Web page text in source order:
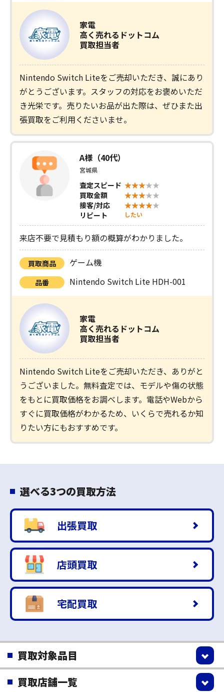
家電
高く売れるドットコム
買取担当者
Nintendo Switch Liteをご売却いただき、誠にあり
がとうございます。スタッフの対応をお褒めいただ
き光栄です。売りたいお品が出た際は、ぜひまた出
張買取をご利用くださいませ。
A様（40代）
宮城県
査定スピード
買取金額
接客/対応
リピート
したい
来店不要で見積もり額の概算がわかりました。
買取商品 ゲーム機
品番 Nintendo Switch Lite HDH-001
家電
高く売れるドットコム
買取担当者
Nintendo Switch Liteをご売却いただき、ありがと
うございました。無料査定では、モデルや傷の状態
をもとに買取価格をお調べします。電話やWebから
すぐに買取価格がわかるため、いくらで売れるか知
りたい方にもおすすめです。
選べる3つの買取方法
出張買取
店頭買取
宅配買取
買取対象品目
買取店舗一覧